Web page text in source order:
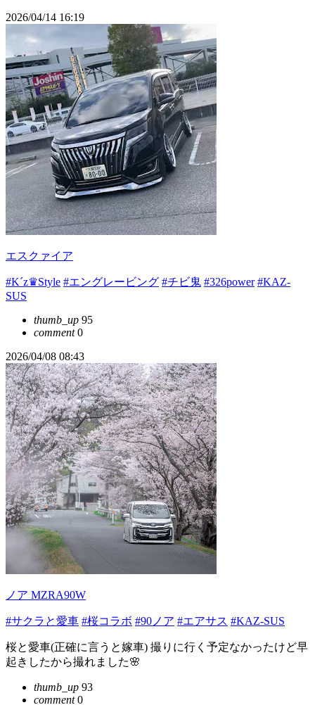
2026/04/14 16:19
エスクァイア
#K´z♛︎Style #エングレービング #チビ鬼 #326power #KAZ-
SUS
thumb_up 95
comment0
2026/04/08 08:43
ノア MZRA90W
#サクラと愛車 #桜コラボ #90ノア #エアサス #KAZ-SUS
桜と愛車(正確に言うと嫁車) 撮りに行く予定なかったけど早
起きしたから撮れました🌸
thumb_up 93
comment0